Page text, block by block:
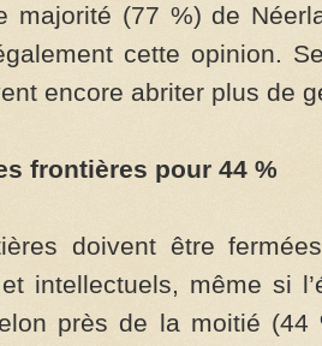
majorité (77 %) de
cette opinion.
encore abriter plus de
frontières pour 44 %
doivent être
intellectuels, même si
près de la moitié